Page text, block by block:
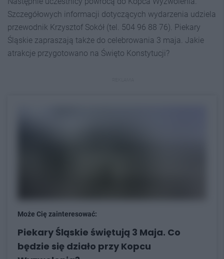
Szczegółowych informacji dotyczących wydarzenia udziela
przewodnik Krzysztof Sokół (tel. 504 96 88 76). Piekary
Śląskie zapraszają także do celebrowania 3 maja. Jakie
atrakcje przygotowano na Święto Konstytucji?
Może Cię zainteresować:
Piekary Śląskie świętują 3 Maja. Co
będzie się działo przy Kopcu